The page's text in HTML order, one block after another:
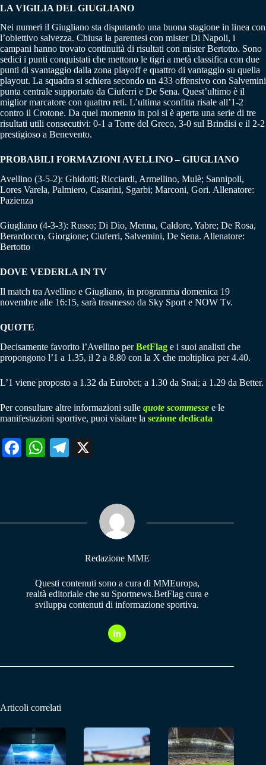
LA VIGILIA DEL GIUGLIANO
Nei numeri il Giugliano sta disputando una buona stagione in linea con
l’obiettivo salvezza. Chiusa la parentesi con mister Di Napoli, i
campani hanno trovato continuità di risultati con mister Bertotto. Sono
sedici i punti conquistati che mettono le tigri a metà classifica con due
punti di svantaggio dalla zona playoff e quattro di vantaggio su quella
playout. La squadra si schiera secondo un 433 offensivo con Salvemini
punta centrale supportato da Ciuferri e De Sena. Quest’ultimo è il
miglior marcatore con quattro reti. L’ultima sconfitta risale all’1-2
contro il Crotone. Da quel momento in poi si è aperta una serie di tre
risultati utili consecutivi: 0-1 a Torre del Greco, 3-0 sul Brindisi e il 2-2
prestigioso a Benevento.
PROBABILI FORMAZIONI AVELLINO – GIUGLIANO
Avellino (3-5-2): Ghidotti; Ricciardi, Armellino, Mulè; Sannipoli,
Lores Varela, Palmiero, Casarini, Sgarbi; Marconi, Gori. Allenatore:
Pazienza
Giugliano (4-3-3): Russo; Di Dio, Menna, Caldore, Yabre; De Rosa,
Berardocco, Giorgione; Ciuferri, Salvemini, De Sena. Allenatore:
Bertotto
DOVE VEDERLA IN TV
Il match tra Avellino e Giugliano, in programma domenica 19
novembre alle 16:15, sarà trasmesso da Sky Sport e NOW Tv.
QUOTE
Decisamente favorito l’Avellino perBetFlag e i suoi analisti che
propongono l’1 a 1.35, il 2 a 8.80 con la X che moltiplica per 4.40.
L’1 viene proposto a 1.32 da Eurobet; a 1.30 da Snai; a 1.29 da Better.
Per consultare altre informazioni sulle quote scommesse e le
manifestazioni sportive, puoi visitare la sezione dedicata
Fa W
pp
Te
m
Redazione MME
Questi contenuti sono a cura di MMEuropa,
realtà editoriale che su Sportnews.BetFlag cura e
sviluppa contenuti di informazione sportiva.
Articoli correlati